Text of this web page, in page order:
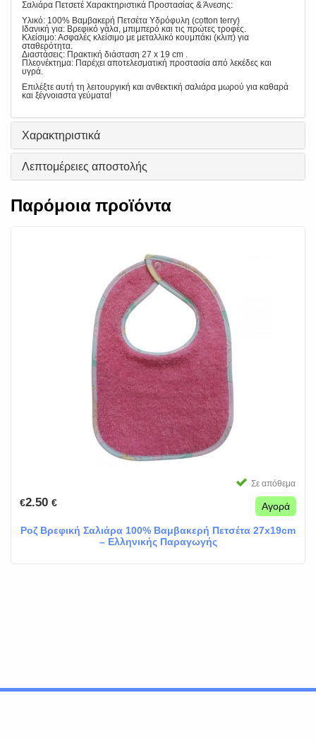
Σαλιάρα Πετσετέ Χαρακτηριστικά Προστασίας & Άνεσης:
Υλικό: 100% Βαμβακερή Πετσέτα Υδρόφυλη (cotton terry)
Ιδανική για: Βρεφικό γάλα, μπιμπερό και τις πρώτες τροφές.
Κλείσιμο: Ασφαλές κλείσιμο με μεταλλικό κουμπάκι (κλιπ) για
σταθερότητα.
Διαστάσεις: Πρακτική διάσταση 27 x 19 cm .
Πλεονέκτημα: Παρέχει αποτελεσματική προστασία από λεκέδες και
υγρά.
Επιλέξτε αυτή τη λειτουργική και ανθεκτική σαλιάρα μωρού για καθαρά
και ξέγνοιαστα γεύματα!
Χαρακτηριστικά
Λεπτομέρειες αποστολής
Παρόμοια προϊόντα
Σε απόθεμα
€2.50 € Αγορά
Ροζ Βρεφική Σαλιάρα 100% Βαμβακερή Πετσέτα 27x19cm
– Ελληνικής Παραγωγής